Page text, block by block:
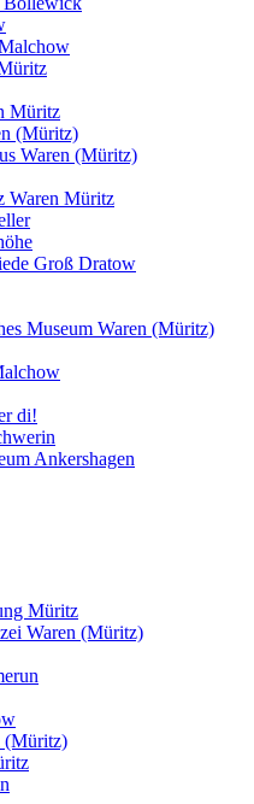
Müritz
(Müritz)
Waren (Müritz)
Waren Müritz
Groß Dratow
Museum Waren (Müritz)
di!
Ankershagen
Müritz
Waren (Müritz)
(Müritz)